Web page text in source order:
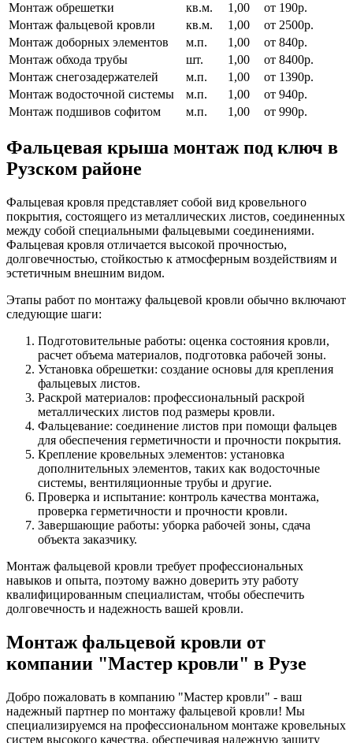
Монтаж обрешетки
кв.м. 1,00
от 190р.
Монтаж фальцевой кровли
кв.м. 1,00
от 2500р.
Монтаж доборных элементов
м.п. 1,00
от 840р.
Монтаж обхода трубы
шт. 1,00
от 8400р.
Монтаж снегозадержателей
м.п. 1,00
от 1390р.
Монтаж водосточной системы
м.п. 1,00
от 940р.
Монтаж подшивов софитом
м.п. 1,00 от 990р.
Фальцевая крыша монтаж под ключ в
Рузском районе
Фальцевая кровля представляет собой вид кровельного
покрытия, состоящего из металлических листов, соединенных
между собой специальными фальцевыми соединениями.
Фальцевая кровля отличается высокой прочностью,
долговечностью, стойкостью к атмосферным воздействиям и
эстетичным внешним видом.
Этапы работ по монтажу фальцевой кровли обычно включают
следующие шаги:
Подготовительные работы: оценка состояния кровли,
расчет объема материалов, подготовка рабочей зоны.
Установка обрешетки: создание основы для крепления
фальцевых листов.
Раскрой материалов: профессиональный раскрой
металлических листов под размеры кровли.
Фальцевание: соединение листов при помощи фальцев
для обеспечения герметичности и прочности покрытия.
Крепление кровельных элементов: установка
дополнительных элементов, таких как водосточные
системы, вентиляционные трубы и другие.
Проверка и испытание: контроль качества монтажа,
проверка герметичности и прочности кровли.
Завершающие работы: уборка рабочей зоны, сдача
объекта заказчику.
Монтаж фальцевой кровли требует профессиональных
навыков и опыта, поэтому важно доверить эту работу
квалифицированным специалистам, чтобы обеспечить
долговечность и надежность вашей кровли.
Монтаж фальцевой кровли от
компании "Мастер кровли" в Рузе
Добро пожаловать в компанию "Мастер кровли" - ваш
надежный партнер по монтажу фальцевой кровли! Мы
специализируемся на профессиональном монтаже кровельных
систем высокого качества, обеспечивая надежную защиту